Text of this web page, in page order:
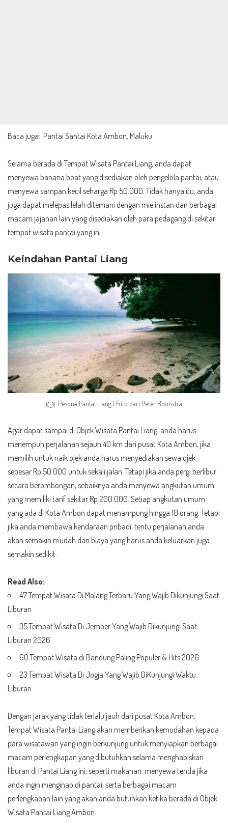
Baca juga: Pantai Santai Kota Ambon, Maluku
Selama berada di Tempat Wisata Pantai Liang, anda dapat
menyewa banana boat yang disediakan oleh pengelola pantai, atau
menyewa sampan kecil seharga Rp 50.000. Tidak hanya itu, anda
juga dapat melepas lelah ditemani dengan mie instan dan berbagai
macam jajanan lain yang disediakan oleh para pedagang di sekitar
tempat wisata pantai yang ini.
Keindahan Pantai Liang
Pesona Pantai Liang | Foto dari Peter Boonstra
Agar dapat sampai di Objek Wisata Pantai Liang, anda harus
menempuh perjalanan sejauh 40 km dari pusat Kota Ambon, jika
memilih untuk naik ojek anda harus menyediakan sewa ojek
sebesar Rp 50.000 untuk sekali jalan. Tetapi jika anda pergi berlibur
secara berombongan, sebaiknya anda menyewa angkutan umum
yang memiliki tarif sekitar Rp 200.000. Setiap angkutan umum
yang ada di Kota Ambon dapat menampung hingga 10 orang. Tetapi
jika anda membawa kendaraan pribadi, tentu perjalanan anda
akan semakin mudah dan biaya yang harus anda keluarkan juga
semakin sedikit.
Read Also:
47 Tempat Wisata Di Malang Terbaru Yang Wajib Dikunjungi Saat
Liburan
35 Tempat Wisata Di Jember Yang Wajib Dikunjungi Saat
Liburan 2026
60 Tempat Wisata di Bandung Paling Populer & Hits 2026
23 Tempat Wisata Di Jogja Yang Wajib DiKunjungi Waktu
Liburan
Dengan jarak yang tidak terlalu jauh dari pusat Kota Ambon,
Tempat Wisata Pantai Liang akan memberikan kemudahan kepada
para wisatawan yang ingin berkunjung untuk menyiapkan berbagai
macam perlengkapan yang dibutuhkan selama menghabiskan
liburan di Pantai Liang ini, seperti makanan, menyewa tenda jika
anda ingin menginap di pantai, serta berbagai macam
perlengkapan lain yang akan anda butuhkan ketika berada di Objek
Wisata Pantai Liang Ambon.